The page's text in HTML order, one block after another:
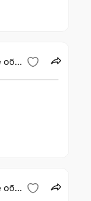
Некоммерческое акционерное общество «Западно-Казахстанский аграрно-технический университет имени Жангир хана»
Некоммерческое акционерное общество «Западно-Казахстанский аграрно-технический университет имени Жангир хана»